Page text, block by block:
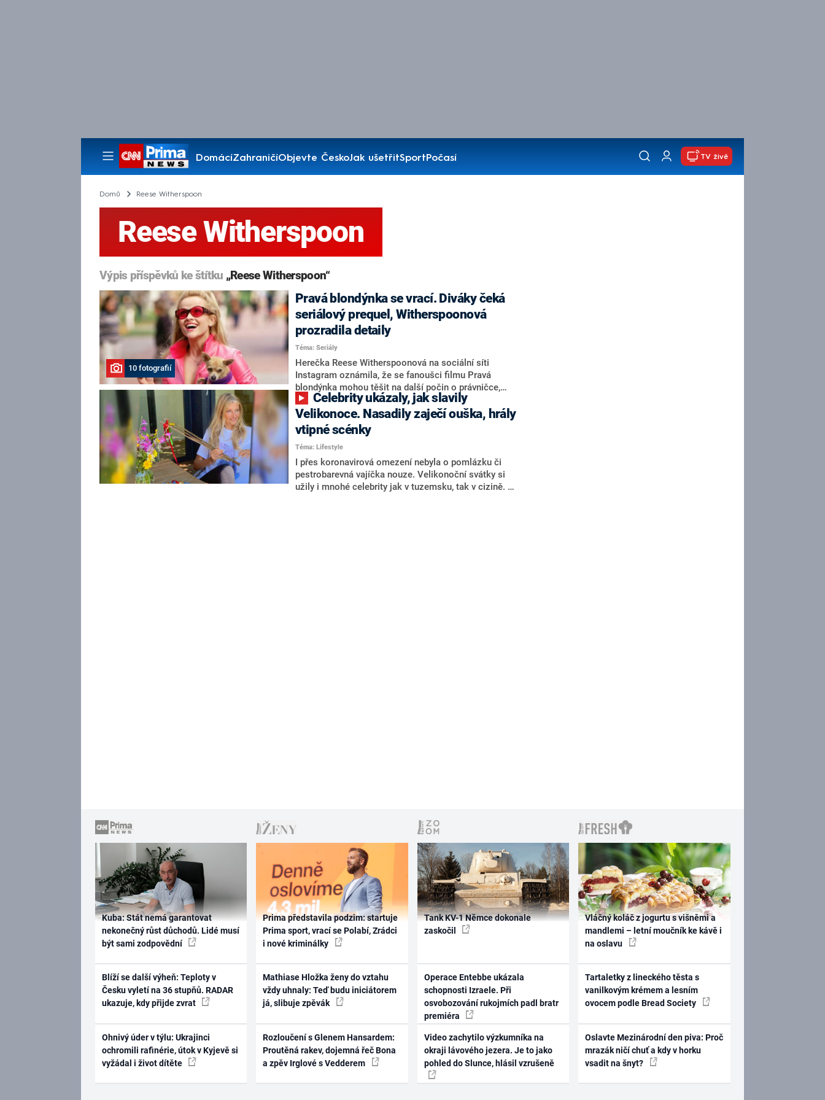
DomácíZahraničíObjevte ČeskoJak ušetřitSportPočasí
Pořady
TV živě
Domů Reese Witherspoon
Reese Witherspoon
Výpis příspěvků ke štítku „Reese Witherspoon“
10 fotografií
Pravá blondýnka se vrací. Diváky čeká
seriálový prequel, Witherspoonová
prozradila detaily
Téma: Seriály
Herečka Reese Witherspoonová na sociální síti
Instagram oznámila, že se fanoušci filmu Pravá
blondýnka mohou těšit na další počin o právničce,
která miluje růžovou. Konkrétně se bude jednat o
prequel v podobě seriálu. Show nazvaná Elle bude
mapovat život Woodsové na střední škole. Diváci ji
budou moci sledovat na televizních obrazovkách už
příští rok, upozornil web americké CNN. Zatímco
oficiálně o obsazení hlavní role zatím jasno není,
fanoušci už svůj tip mají – volají po Avě Phillippeové,
dceři Witherspoonové.
Velikonoce. Nasadily zaječí ouška, hrály
vtipné scénky
Téma: Lifestyle
I přes koronavirová omezení nebyla o pomlázku či
pestrobarevná vajíčka nouze. Velikonoční svátky si
užily i mnohé celebrity jak v tuzemsku, tak v cizině. V
Kuba: Stát nemá garantovat
nekonečný růst důchodů. Lidé musí
být sami zodpovědní
Blíží se další výheň: Teploty v
Česku vyletí na 36 stupňů. RADAR
ukazuje, kdy přijde zvrat
Ohnivý úder v týlu: Ukrajinci
ochromili rafinérie, útok v Kyjevě si
vyžádal i život dítěte
Prima představila podzim: startuje
Prima sport, vrací se Polabí, Zrádci
i nové kriminálky
Mathiase Hložka ženy do vztahu
vždy uhnaly: Teď budu iniciátorem
já, slibuje zpěvák
Rozloučení s Glenem Hansardem:
Proutěná rakev, dojemná řeč Bona
a zpěv Irglové s Vedderem
Tank KV-1 Němce dokonale
zaskočil
Operace Entebbe ukázala
schopnosti Izraele. Při
osvobozování rukojmích padl bratr
premiéra
Video zachytilo výzkumníka na
okraji lávového jezera. Je to jako
pohled do Slunce, hlásil vzrušeně
Vláčný koláč z jogurtu s višněmi a
mandlemi – letní moučník ke kávě i
na oslavu
Tartaletky z lineckého těsta s
vanilkovým krémem a lesním
ovocem podle Bread Society
Oslavte Mezinárodní den piva: Proč
mrazák ničí chuť a kdy v horku
vsadit na šnyt?